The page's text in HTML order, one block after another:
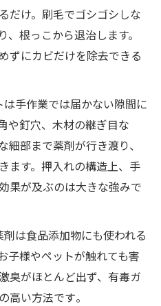
だけ。刷毛でゴシゴシしな
根っこから退治します。
ずにカビだけを除去できる
は手作業では届かない隙間に
や釘穴、木材の継ぎ目な
細部まで薬剤が行き渡り、
ます。押入れの構造上、手
果が及ぶのは大きな強みで
剤は食品添加物にも使われる
子様やペットが触れても害
臭がほとんど出ず、有毒ガ
高い方法です​。